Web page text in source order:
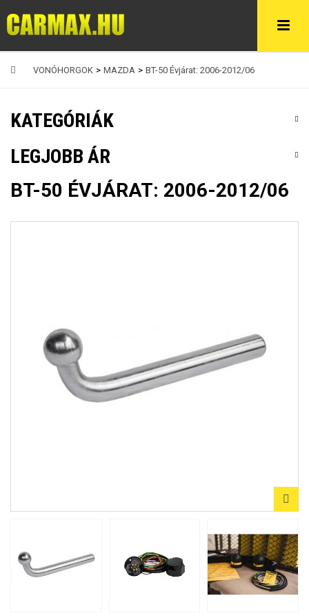
VONÓHORGOK > MAZDA > BT-50 Évjárat: 2006-2012/06
KATEGÓRIÁK
LEGJOBB ÁR
BT-50 ÉVJÁRAT: 2006-2012/06